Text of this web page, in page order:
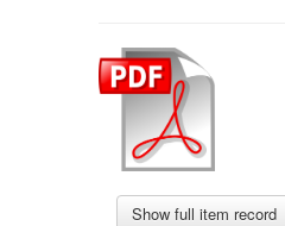
Show full item record